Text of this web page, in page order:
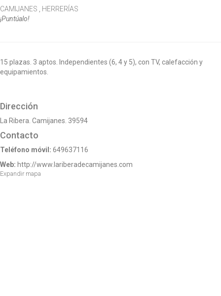
CAMIJANES
HERRERÍAS
¡Puntúalo!
15 plazas. 3 aptos. Independientes (6, 4 y 5), con TV, calefacción y
equipamientos.
Dirección
La Ribera. Camijanes. 39594
Contacto
Teléfono móvil: 649637116
Web: http://www.lariberadecamijanes.com
Expandir mapa